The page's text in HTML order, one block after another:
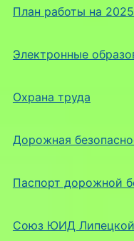
План работы на
Электронные
Охрана труда
Дорожная
Паспорт дорожной
Союз ЮИД Липецкой